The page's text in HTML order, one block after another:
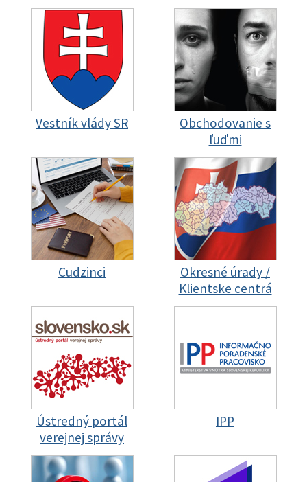
Vestník vlády SR
Obchodovanie s
ľuďmi
Cudzinci
Okresné úrady /
Klientske centrá
Ústredný portál
verejnej správy
IPP